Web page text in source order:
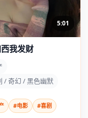
5:01
我发财
/ 奇幻 / 黑色幽默
#电影 #喜剧